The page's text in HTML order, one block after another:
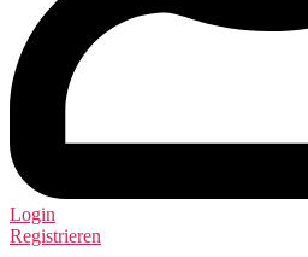
Login
Registrieren